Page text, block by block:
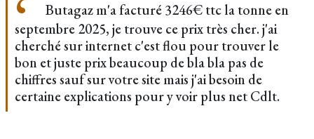
Butagaz m'a facturé 3246€ ttc la tonne en
septembre 2025, je trouve ce prix très cher. j'ai
cherché sur internet c'est flou pour trouver le
bon et juste prix beaucoup de bla bla pas de
chiffres sauf sur votre site mais j'ai besoin de
certaine explications pour y voir plus net Cdlt.